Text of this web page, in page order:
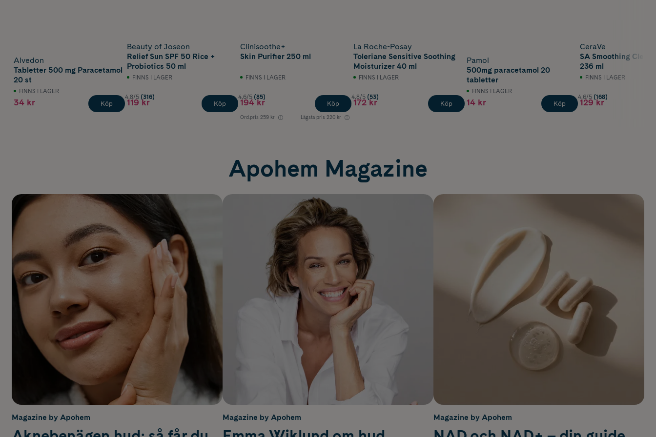
Alvedon
Tabletter 500 mg Paracetamol
20 st
FINNS I LAGER
34 kr Köp
Beauty of Joseon
Relief Sun SPF 50 Rice +
Probiotics 50 ml
FINNS I LAGER
4.8/5 (316)
119 kr Köp
Clinisoothe+
Skin Purifier 250 ml
FINNS I LAGER
4.6/5 (85)
194 kr
Ord.pris 259 kr Lägsta pris 220 kr
Köp
La Roche-Posay
Toleriane Sensitive Soothing
Moisturizer 40 ml
FINNS I LAGER
4.8/5 (53)
172 kr Köp
Pamol
500mg paracetamol 20
tabletter
FINNS I LAGER
14 kr Köp
CeraVe
SA Smoothing
236 ml
FINNS I LAGER
4.6/5 (168)
129 kr
Apohem Magazine
Magazine by Apohem Magazine by Apohem Magazine by Apohem